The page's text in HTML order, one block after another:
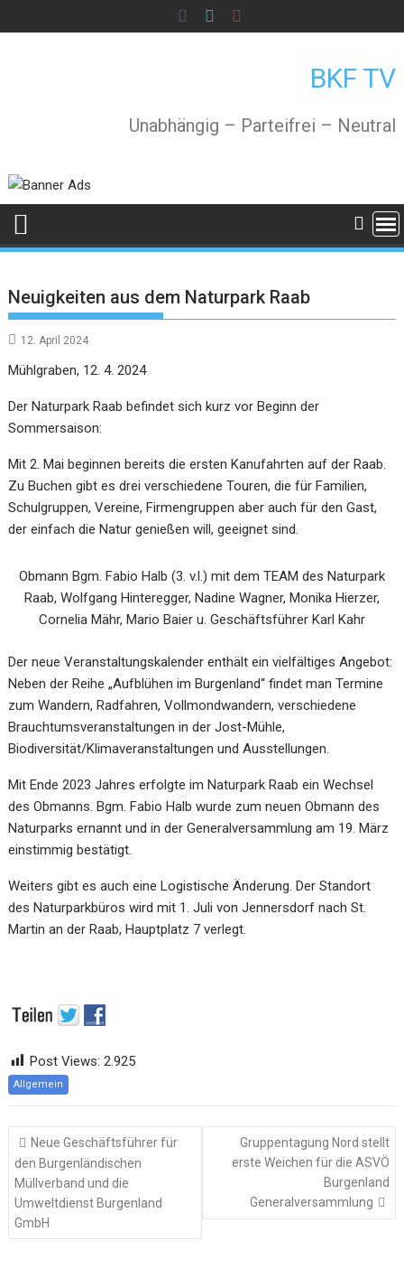
to
BKF TV
Unabhängig – Parteifrei – Neutral
Neuigkeiten aus dem Naturpark Raab
12. April 2024
Mühlgraben, 12. 4. 2024
Der Naturpark Raab befindet sich kurz vor Beginn der
Sommersaison:
Mit 2. Mai beginnen bereits die ersten Kanufahrten auf der Raab.
Zu Buchen gibt es drei verschiedene Touren, die für Familien,
Schulgruppen, Vereine, Firmengruppen aber auch für den Gast,
der einfach die Natur genießen will, geeignet sind.
Obmann Bgm. Fabio Halb (3. v.l.) mit dem TEAM des Naturpark
Raab, Wolfgang Hinteregger, Nadine Wagner, Monika Hierzer,
Cornelia Mähr, Mario Baier u. Geschäftsführer Karl Kahr
Der neue Veranstaltungskalender enthält ein vielfältiges Angebot:
Neben der Reihe „Aufblühen im Burgenland“ findet man Termine
zum Wandern, Radfahren, Vollmondwandern, verschiedene
Brauchtumsveranstaltungen in der Jost-Mühle,
Biodiversität/Klimaveranstaltungen und Ausstellungen.
Mit Ende 2023 Jahres erfolgte im Naturpark Raab ein Wechsel
des Obmanns. Bgm. Fabio Halb wurde zum neuen Obmann des
Naturparks ernannt und in der Generalversammlung am 19. März
einstimmig bestätigt.
Weiters gibt es auch eine Logistische Änderung. Der Standort
des Naturparkbüros wird mit 1. Juli von Jennersdorf nach St.
Martin an der Raab, Hauptplatz 7 verlegt.
Post Views: 2.925
Allgemein
Beitragsnavigation
Neue Geschäftsführer für
den Burgenländischen
Müllverband und die
Umweltdienst Burgenland
GmbH
Gruppentagung Nord stellt
erste Weichen für die ASVÖ
Burgenland
Generalversammlung